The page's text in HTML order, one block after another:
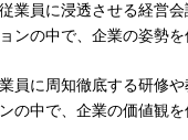
業員に浸透させる経営
ンの中で、企業の姿勢を
員に周知徹底する研修
の中で、企業の価値観を